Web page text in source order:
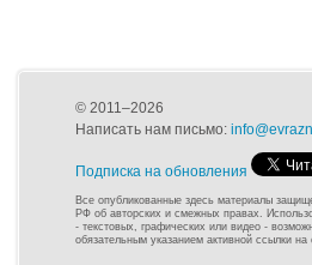
© 2011–2026
Написать нам письмо:
Подписка на обновления
Все опубликованные здесь материалы
РФ об авторских и смежных правах.
- текстовых, графических или видео -
обязательным указанием активной ссылки на